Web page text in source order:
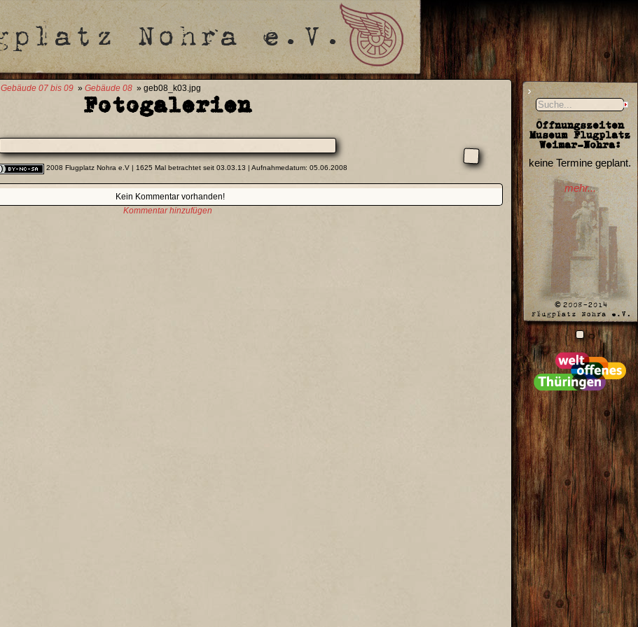
Öffnungszeiten
Museum Flugplatz
Weimar-Nohra:
keine Termine geplant.
mehr...
Gebäude 07 bis 09 » Gebäude 08 » geb08_k03.jpg
Fotogalerien
2008 Flugplatz Nohra e.V| 1625 Mal betrachtet seit 03.03.13 | Aufnahmedatum: 05.06.2008
Kein Kommentar vorhanden!
Kommentar hinzufügen